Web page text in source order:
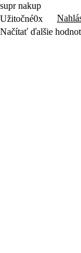
supr nakup
Užitočné0x
Načítať ďalšie